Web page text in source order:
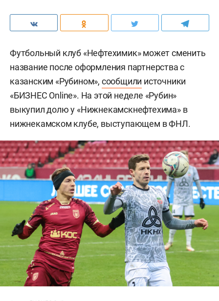
Футбольный клуб «Нефтехимик» может сменить
название после оформления партнерства с
казанским «Рубином», сообщили источники
«БИЗНЕС Online». На этой неделе «Рубин»
выкупил долю у «Нижнекамскнефтехима» в
нижнекамском клубе, выступающем в ФНЛ.